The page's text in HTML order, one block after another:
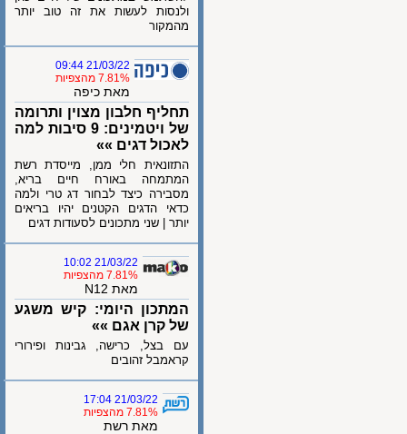
ולנסות לעשות את זה טוב יותר
מהמקור
21/03/22 09:44
7.81% מהצפיות
מאת כיפה
תחליף חלבון מצוין ותרומה
של ויטמינים: 9 סיבות למה
לאכול דגים »»
התזונאית חלי ממן, מייסדת רשת
המתמחה באורח חיים בריא,
מסבירה כיצד לבחור דג טרי ולמה
כדאי הדגים הקטנים יהיו בריאים
יותר | שני מתכונים לסעודות דגים
21/03/22 10:02
7.81% מהצפיות
מאת N12
המתכון היומי: קיש משגע
של קרן אגם »»
עם בצל, כרישה, גבינות ופירורי
קראמבל זהובים
21/03/22 17:04
7.81% מהצפיות
מאת רשת